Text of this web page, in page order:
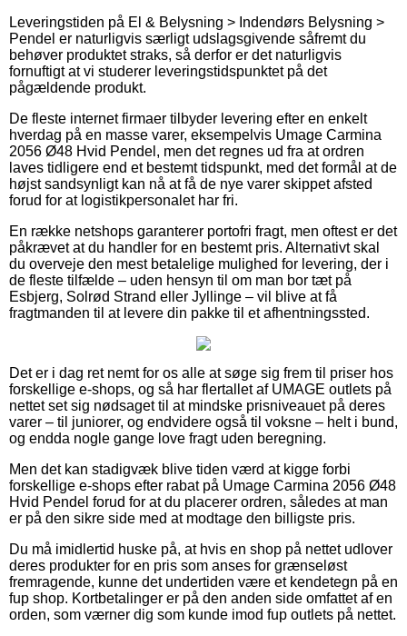
Leveringstiden på El & Belysning > Indendørs Belysning >
Pendel er naturligvis særligt udslagsgivende såfremt du
behøver produktet straks, så derfor er det naturligvis
fornuftigt at vi studerer leveringstidspunktet på det
pågældende produkt.
De fleste internet firmaer tilbyder levering efter en enkelt
hverdag på en masse varer, eksempelvis Umage Carmina
2056 Ø48 Hvid Pendel, men det regnes ud fra at ordren
laves tidligere end et bestemt tidspunkt, med det formål at de
højst sandsynligt kan nå at få de nye varer skippet afsted
forud for at logistikpersonalet har fri.
En række netshops garanterer portofri fragt, men oftest er det
påkrævet at du handler for en bestemt pris. Alternativt skal
du overveje den mest betalelige mulighed for levering, der i
de fleste tilfælde – uden hensyn til om man bor tæt på
Esbjerg, Solrød Strand eller Jyllinge – vil blive at få
fragtmanden til at levere din pakke til et afhentningssted.
Det er i dag ret nemt for os alle at søge sig frem til priser hos
forskellige e-shops, og så har flertallet af UMAGE outlets på
nettet set sig nødsaget til at mindske prisniveauet på deres
varer – til juniorer, og endvidere også til voksne – helt i bund,
og endda nogle gange love fragt uden beregning.
Men det kan stadigvæk blive tiden værd at kigge forbi
forskellige e-shops efter rabat på Umage Carmina 2056 Ø48
Hvid Pendel forud for at du placerer ordren, således at man
er på den sikre side med at modtage den billigste pris.
Du må imidlertid huske på, at hvis en shop på nettet udlover
deres produkter for en pris som anses for grænseløst
fremragende, kunne det undertiden være et kendetegn på en
fup shop. Kortbetalinger er på den anden side omfattet af en
orden, som værner dig som kunde imod fup outlets på nettet.